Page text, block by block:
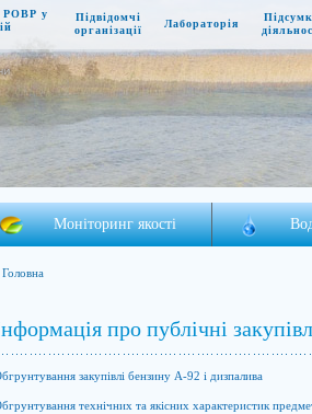
РОВР у
Підвідомчі
організації
Лабораторія
Моніторинг якості
Головна
про публічні
закупівлі бензину А-92 і дизпалива
технічних та якісних характеристик